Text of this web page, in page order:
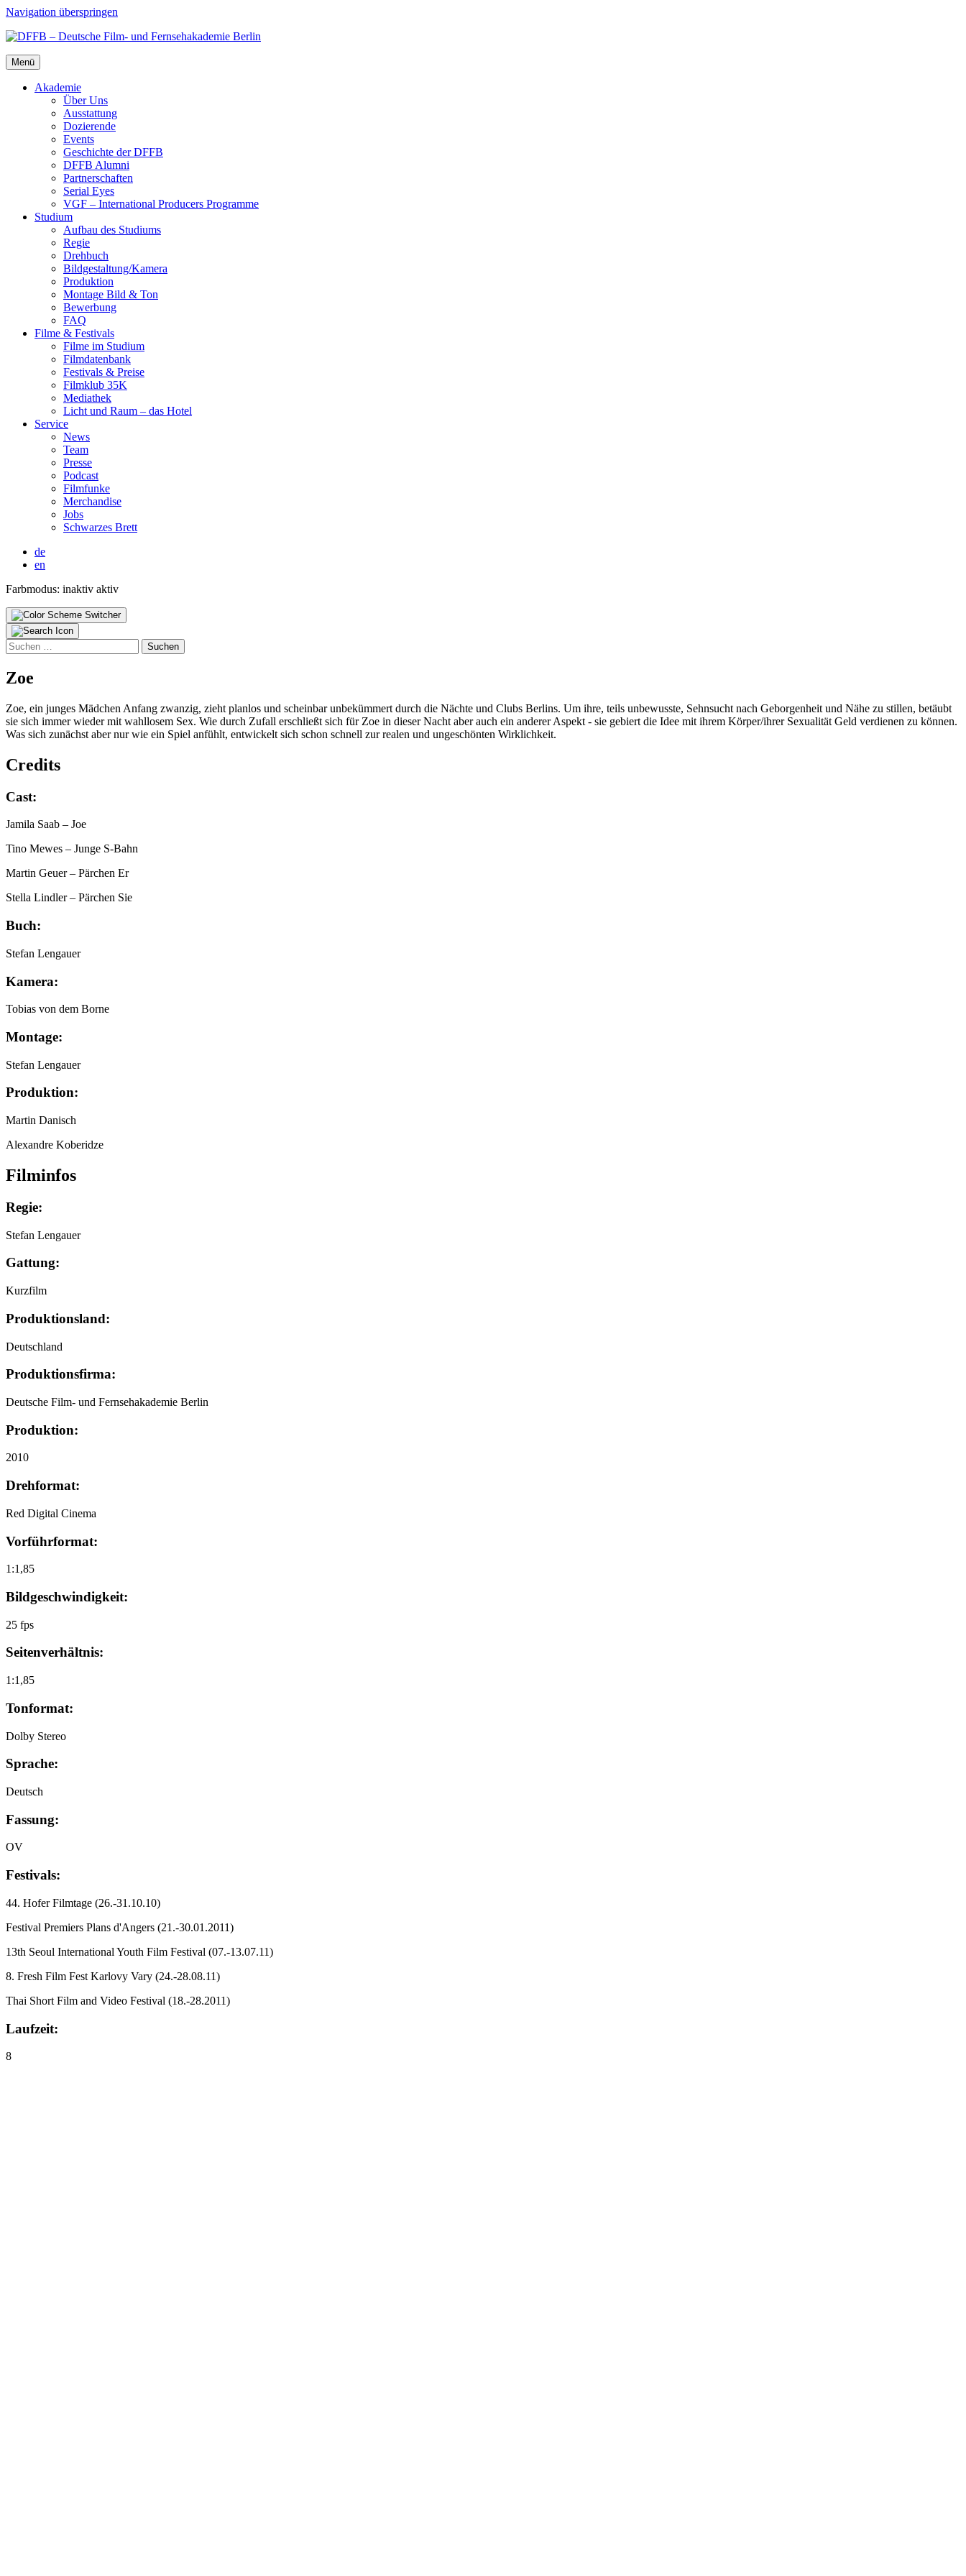
Navigation überspringen
Menü
Aka­de­mie
Über Uns
Aus­stat­tung
Dozie­ren­de
Events
Geschich­te der DFFB
DFFB Alum­ni
Part­ner­schaf­ten
Seri­al Eyes
VGF – Inter­na­tio­nal Pro­du­cers Pro­gram­me
Stu­di­um
Auf­bau des Stu­di­ums
Regie
Dreh­buch
Bildgestaltung/​​Kamera
Pro­duk­ti­on
Mon­ta­ge Bild & Ton
Bewer­bung
FAQ
Fil­me & Fes­ti­vals
Fil­me im Stu­di­um
Film­da­ten­bank
Fes­ti­vals & Prei­se
Film­klub 35K
Media­thek
Licht und Raum – das Hotel
Ser­vice
News
Team
Pres­se
Pod­cast
Film­fun­ke
Mer­chan­di­se
Jobs
Schwar­zes Brett
de
en
Farbmodus: inaktiv aktiv
Suchen
nach:
Zoe
Zoe, ein junges Mädchen Anfang zwanzig, zieht planlos und scheinbar unbekümmert durch die Nächte und Clubs Berlins. Um ihre, teils unbewusste, Sehnsucht nach Geborgenheit und Nähe zu stillen, betäubt
sie sich immer wieder mit wahllosem Sex. Wie durch Zufall erschließt sich für Zoe in dieser Nacht aber auch ein anderer Aspekt - sie gebiert die Idee mit ihrem Körper/ihrer Sexualität Geld verdienen zu können.
Was sich zunächst aber nur wie ein Spiel anfühlt, entwickelt sich schon schnell zur realen und ungeschönten Wirklichkeit.
Credits
Cast:
Jamila Saab – Joe
Tino Mewes – Junge S-Bahn
Martin Geuer – Pärchen Er
Stella Lindler – Pärchen Sie
Buch:
Stefan Lengauer
Kamera:
Tobias von dem Borne
Montage:
Stefan Lengauer
Produktion:
Martin Danisch
Alexandre Koberidze
Filminfos
Regie:
Stefan Lengauer
Gattung:
Kurzfilm
Produktionsland:
Deutschland
Produktionsfirma:
Deutsche Film- und Fernsehakademie Berlin
Produktion:
2010
Drehformat:
Red Digital Cinema
Vorführformat:
1:1,85
Bildgeschwindigkeit:
25 fps
Seitenverhältnis:
1:1,85
Tonformat:
Dolby Stereo
Sprache:
Deutsch
Fassung:
OV
Festivals:
44. Hofer Filmtage (26.-31.10.10)
Festival Premiers Plans d'Angers (21.-30.01.2011)
13th Seoul International Youth Film Festival (07.-13.07.11)
8. Fresh Film Fest Karlovy Vary (24.-28.08.11)
Thai Short Film and Video Festival (18.-28.2011)
Laufzeit:
8